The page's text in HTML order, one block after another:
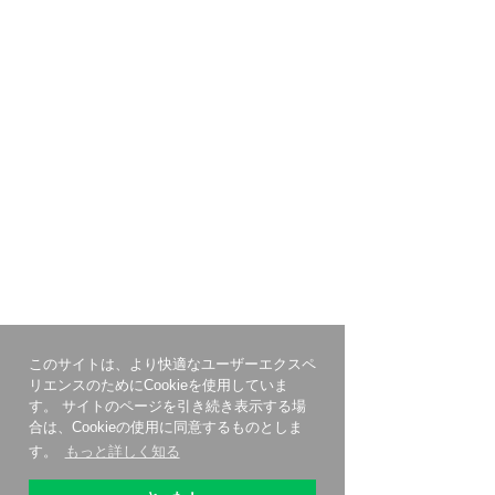
このサイトは、より快適なユーザーエクスペ
リエンスのためにCookieを使用していま
す。 サイトのページを引き続き表示する場
合は、Cookieの使用に同意するものとしま
す。
もっと詳しく知る